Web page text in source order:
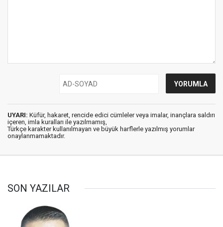
UYARI: Küfür, hakaret, rencide edici cümleler veya imalar, inançlara saldırı
içeren, imla kuralları ile yazılmamış,
Türkçe karakter kullanılmayan ve büyük harflerle yazılmış yorumlar
onaylanmamaktadır.
SON YAZILAR